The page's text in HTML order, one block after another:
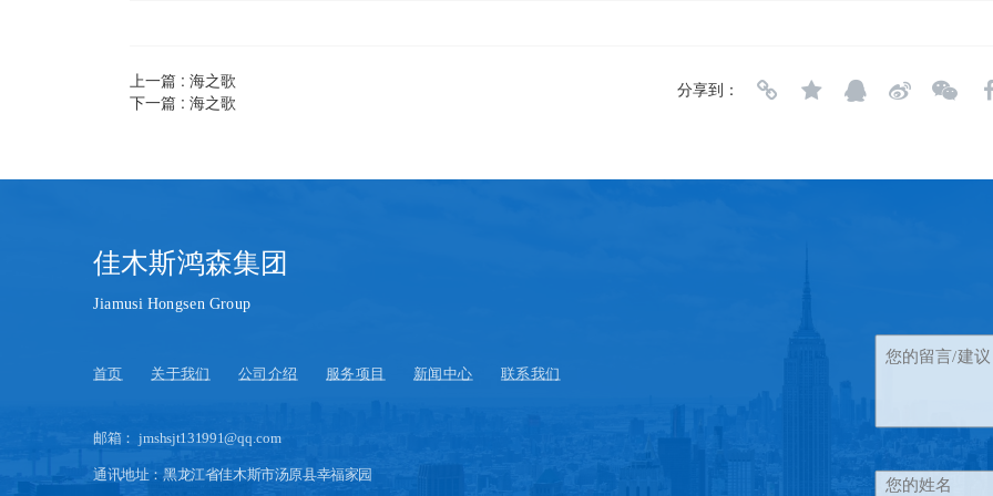
上一篇 : 海之歌
下一篇 : 海之歌
分享到：
佳木斯鸿森集团
首页 关于我们 公司介绍 服务项目 新闻中心 联系我们
Jiamusi Hongsen Group
通讯地址：黑龙江省佳木斯市汤原县幸福家园
邮箱： jmshsjt131991@qq.com